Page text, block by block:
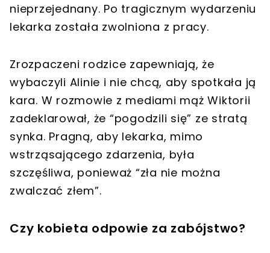
nieprzejednany. Po tragicznym wydarzeniu
lekarka została zwolniona z pracy.
Zrozpaczeni rodzice zapewniają, że
wybaczyli Alinie i nie chcą, aby spotkała ją
kara. W rozmowie z mediami mąż Wiktorii
zadeklarował, że “pogodzili się” ze stratą
synka. Pragną, aby lekarka, mimo
wstrząsającego zdarzenia, była
szczęśliwa, ponieważ “zła nie można
zwalczać złem”.
Czy kobieta odpowie za zabójstwo?